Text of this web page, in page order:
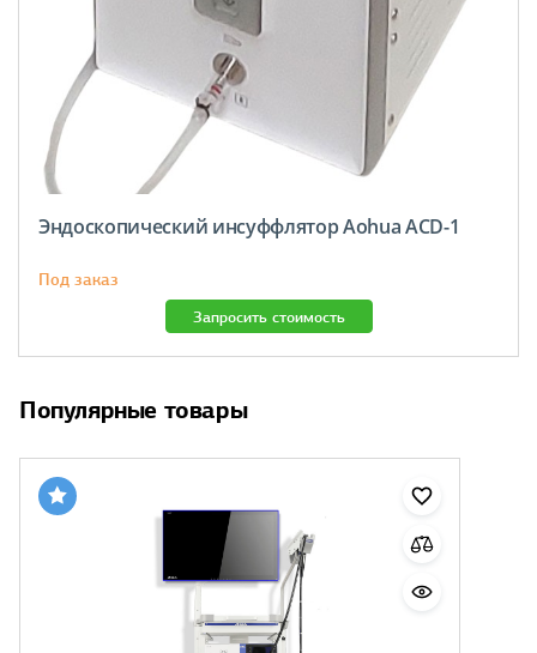
Эндоскопический инсуффлятор Aohua ACD-1
Под заказ
Запросить стоимость
Популярные товары